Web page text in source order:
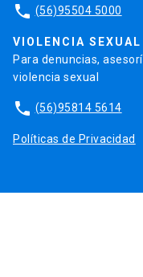
phone (56)95504 5000
VIOLENCIA SEXUAL
Para denuncias,
violencia sexual
phone (56)95814 5614
Políticas de Privacidad